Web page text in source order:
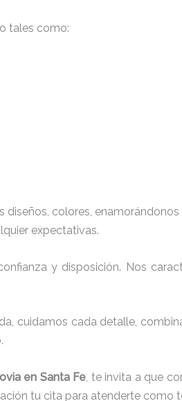
tales como:
colores,
expectativas.
y disposición. Nos
cuidamos cada detalle,
en Santa Fe, te invita a que
tu cita para atenderte como